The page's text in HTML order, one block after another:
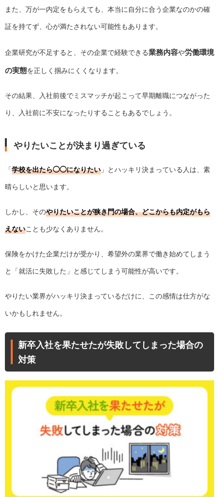
また、万が一内定をもらえても、本当に自分に合う企業なのかの確
証を持てず、心が満たされない可能性もあります。
企業研究が不足すると、その企業で経験できる業務内容や労働環境
の実態を正しく掴みにくくなります。
その結果、入社前後でミスマッチが起こって早期離職につながった
り、入社前に不安になったりすることもあるでしょう。
やりたいことが決まり過ぎている
「学校を出たら◯◯になりたい 」とハッキリ決まっている人は、素
晴らしいと思います。
しかし、そのやりたいことが狭き門の場合、どこからも内定がもら
えないことも少なくありません。
保険をかけた企業だけが受かり、希望外の業界で働き始めてしまう
と「就活に失敗した」と感じてしまう可能性が高いです。
やりたい業界がハッキリ決まっているだけに、この感情は仕方がな
いかもしれません。
新卒入社を果たせたが失敗してしまった場合の
対策